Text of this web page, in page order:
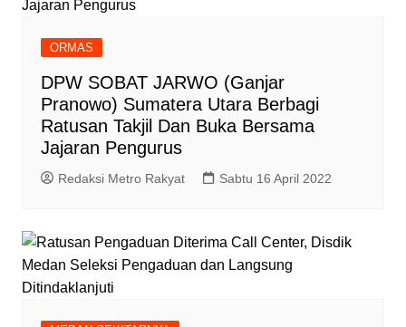
ORMAS
DPW SOBAT JARWO (Ganjar
Pranowo) Sumatera Utara Berbagi
Ratusan Takjil Dan Buka Bersama
Jajaran Pengurus
Redaksi Metro Rakyat Sabtu 16 April 2022